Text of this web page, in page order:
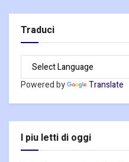
Traduci
Powered by Translate
I piu letti di oggi